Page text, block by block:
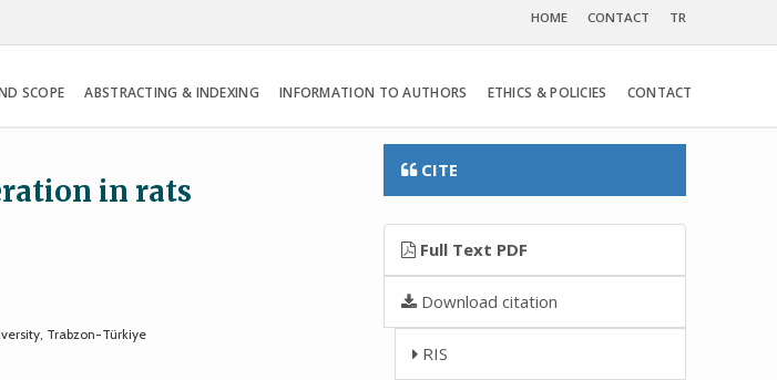
HOME CONTACT TR
SCOPE ABSTRACTING & INDEXING INFORMATION TO AUTHORS ETHICS & POLICIES CONTACT
in rats
Trabzon-Türkiye
CITE
Full Text PDF
Download citation
RIS